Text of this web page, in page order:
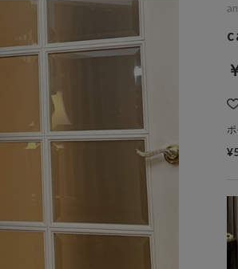
ポ